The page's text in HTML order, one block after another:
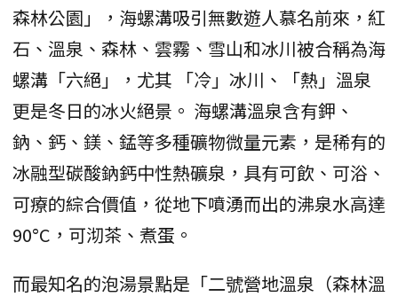
森林公園」，海螺溝吸引無數遊人慕名前來，紅
石、溫泉、森林、雲霧、雪山和冰川被合稱為海
螺溝「六絕」，尤其 「冷」冰川、「熱」溫泉
更是冬日的冰火絕景。 海螺溝溫泉含有鉀、
鈉、鈣、鎂、錳等多種礦物微量元素，是稀有的
冰融型碳酸鈉鈣中性熱礦泉，具有可飲、可浴、
可療的綜合價值，從地下噴湧而出的沸泉水高達
90°C，可沏茶、煮蛋。
而最知名的泡湯景點是「二號營地溫泉（森林溫